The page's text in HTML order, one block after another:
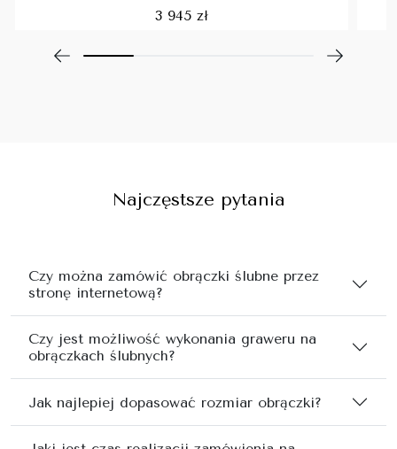
3 945 zł
Najczęstsze pytania
Czy można zamówić obrączki ślubne przez
stronę internetową?
Czy jest możliwość wykonania graweru na
obrączkach ślubnych?
Jak najlepiej dopasować rozmiar obrączki?